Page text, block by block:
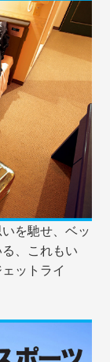
を馳せ、ベッ
、これもい
ットライ